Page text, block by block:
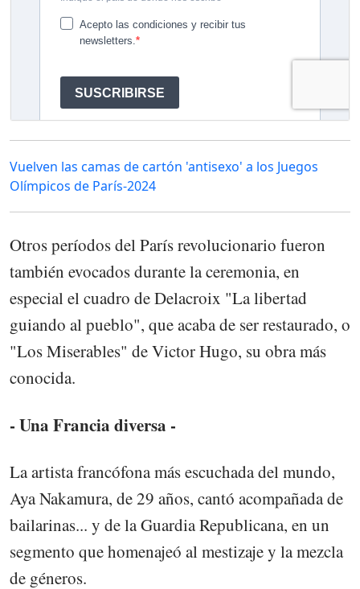
Vuelven las camas de cartón 'antisexo' a los Juegos
Olímpicos de París-2024
Otros períodos del París revolucionario fueron
también evocados durante la ceremonia, en
especial el cuadro de Delacroix "La libertad
guiando al pueblo", que acaba de ser restaurado, o
"Los Miserables" de Victor Hugo, su obra más
conocida.
- Una Francia diversa -
La artista francófona más escuchada del mundo,
Aya Nakamura, de 29 años, cantó acompañada de
bailarinas... y de la Guardia Republicana, en un
segmento que homenajeó al mestizaje y la mezcla
de géneros.